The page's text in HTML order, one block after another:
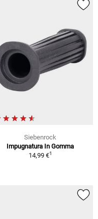
Siebenrock
Impugnatura In Gomma
14,99 €1